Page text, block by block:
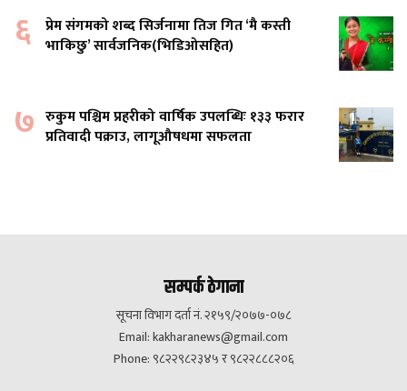
६ प्रेम संगमको शब्द सिर्जनामा तिज गित ‘मै कस्ती
भाकिछु’ सार्वजनिक(भिडिओसहित)
७ रुकुम पश्चिम प्रहरीको वार्षिक उपलब्धिः १३३ फरार
प्रतिवादी पक्राउ, लागूऔषधमा सफलता
सम्पर्क ठेगाना
सूचना विभाग दर्ता नं. २१५९/२०७७-०७८
Email:kakharanews@gmail.com
Phone: ९८२२९८२३४५ र ९८२२८८८२०६